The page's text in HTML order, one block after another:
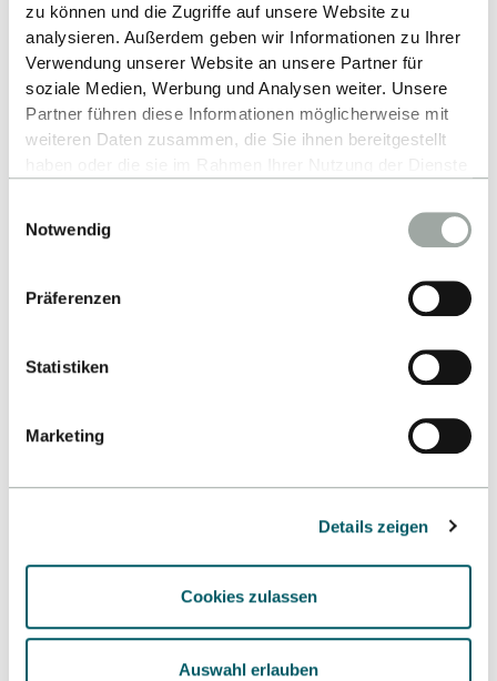
zu können und die Zugriffe auf unsere Website zu
analysieren. Außerdem geben wir Informationen zu Ihrer
Verwendung unserer Website an unsere Partner für
soziale Medien, Werbung und Analysen weiter. Unsere
Partner führen diese Informationen möglicherweise mit
weiteren Daten zusammen, die Sie ihnen bereitgestellt
Alles zum Thema Cookies und personenbezogene
Datenverarbeitung entnehmen Sie unserer
Notwendig
Präferenzen
Statistiken
Marketing
Details zeigen
Cookies zulassen
Auswahl erlauben
Weitere Informationen:
Zum MSc Operations